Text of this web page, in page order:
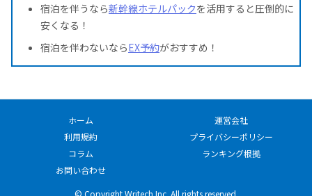
宿泊を伴うなら新幹線ホテルパックを活用すると圧倒的に
安くなる！
宿泊を伴わないならEX予約がおすすめ！
ホーム
運営会社
利用規約
プライバシーポリシー
コラム
ランキング根拠
お問い合わせ